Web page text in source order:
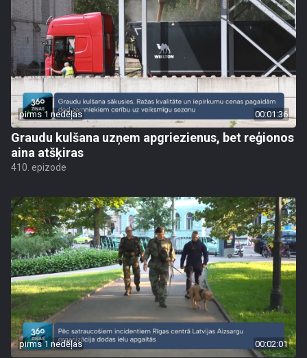
pirms 1 nedēļas 00:01:36
Graudu kulšana uzņem apgriezienus, bet reģionos
aina atšķiras
410. epizode
pirms 1 nedēļas 00:02:01